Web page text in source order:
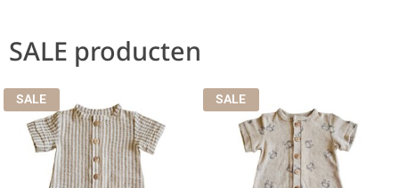
SALE producten
SALE SALE